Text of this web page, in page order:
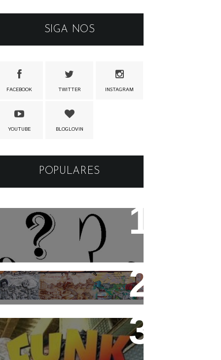
SIGA NOS
FACEBOOK TWITTER INSTAGRAM
YOUTUBE BLOGLOVIN
POPULARES
Os apelidos das musicas
Cidade Tiradentes abre
inscrição para o 3° Festival
Funk Rio Documentário